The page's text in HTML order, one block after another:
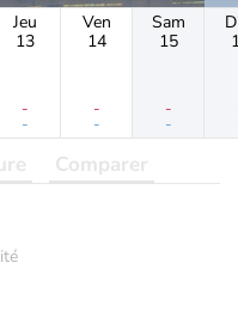
Jeu
13
-
-
Ven
14
-
-
Sam
15
-
-
Comparer